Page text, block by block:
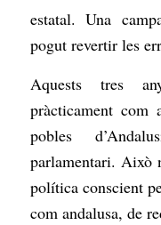
estatal. Una
pogut revertir les
Aquests tres
pràcticament com
pobles
parlamentari. Això
política conscient
com andalusa, de